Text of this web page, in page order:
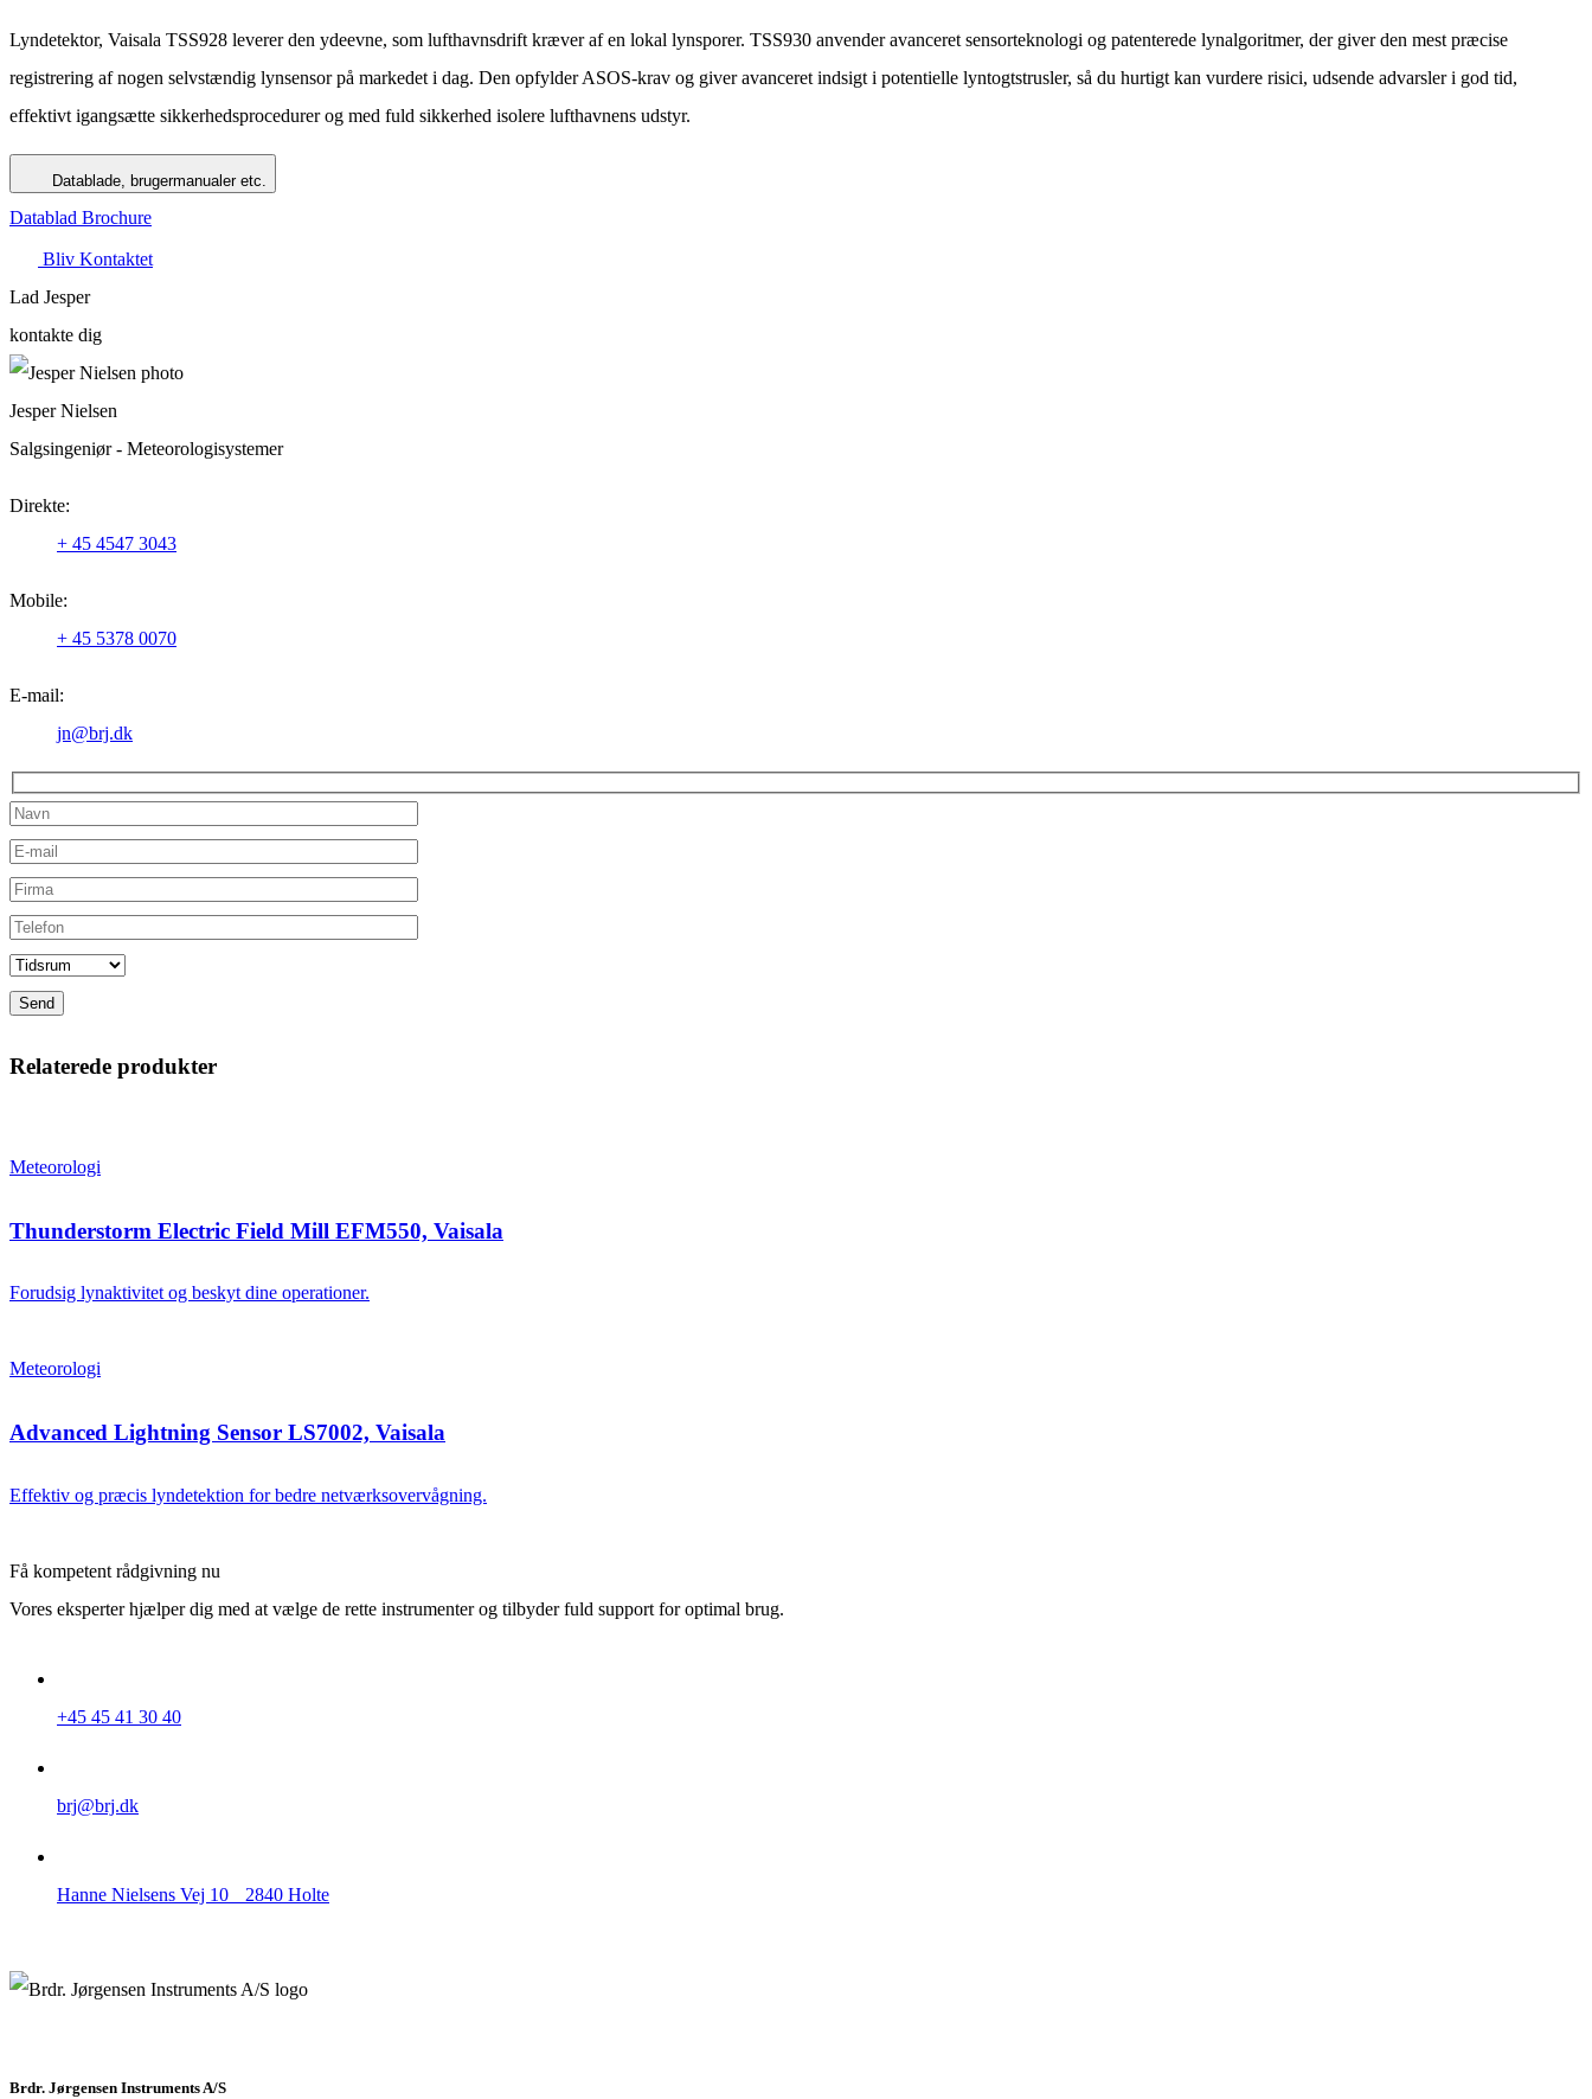
Lyndetektor, Vaisala TSS928 leverer den ydeevne, som lufthavnsdrift kræver af en lokal lynsporer. TSS930 anvender avanceret sensorteknologi og patenterede lynalgoritmer, der giver den mest præcise
registrering af nogen selvstændig lynsensor på markedet i dag. Den opfylder ASOS-krav og giver avanceret indsigt i potentielle lyntogtstrusler, så du hurtigt kan vurdere risici, udsende advarsler i god tid,
effektivt igangsætte sikkerhedsprocedurer og med fuld sikkerhed isolere lufthavnens udstyr.
Datablade, brugermanualer etc.
Datablad Brochure
Bliv Kontaktet
Lad Jesper
kontakte dig
Jesper Nielsen
Salgsingeniør - Meteorologisystemer
Direkte:
+ 45 4547 3043
Mobile:
+ 45 5378 0070
E-mail:
jn@brj.dk
Relaterede produkter
Meteorologi
Thunderstorm Electric Field Mill EFM550, Vaisala
Forudsig lynaktivitet og beskyt dine operationer.
Meteorologi
Advanced Lightning Sensor LS7002, Vaisala
Effektiv og præcis lyndetektion for bedre netværksovervågning.
Få kompetent rådgivning nu
Vores eksperter hjælper dig med at vælge de rette instrumenter og tilbyder fuld support for optimal brug.
+45 45 41 30 40
brj@brj.dk
Hanne Nielsens Vej 10 2840 Holte
Brdr. Jørgensen Instruments A/S